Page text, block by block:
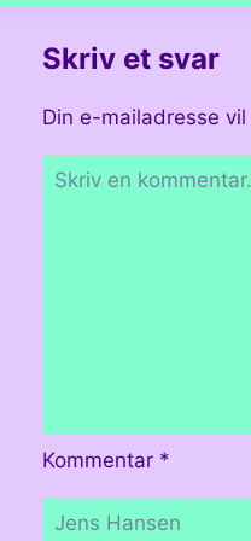
på
Skriv et svar
Din e-mailadresse
Kommentar *